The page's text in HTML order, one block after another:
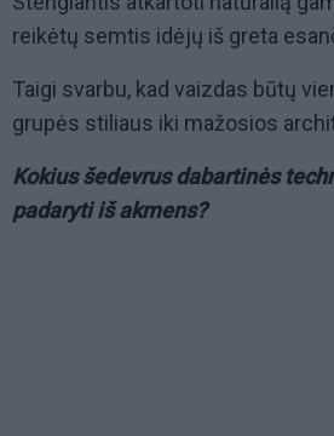
reikėtų semtis idėjų iš greta
Taigi svarbu, kad vaizdas būtų
grupės stiliaus iki mažosios
Kokius šedevrus dabartinės
padaryti iš akmens?